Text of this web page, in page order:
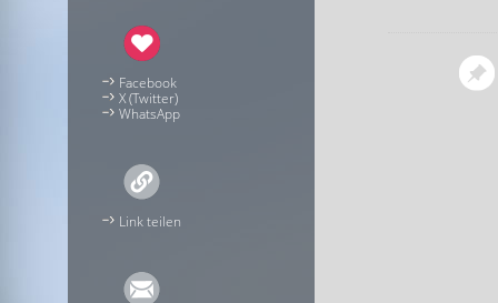
Facebook
X (Twitter)
WhatsApp
Link teilen